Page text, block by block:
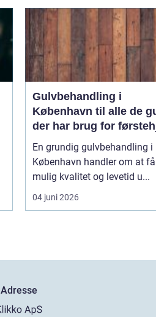
Gulvbehandling i
København til alle de
der har brug for
En grundig gulvbehandling i
København handler om at
mulig kvalitet og levetid u...
04 juni 2026
Adresse